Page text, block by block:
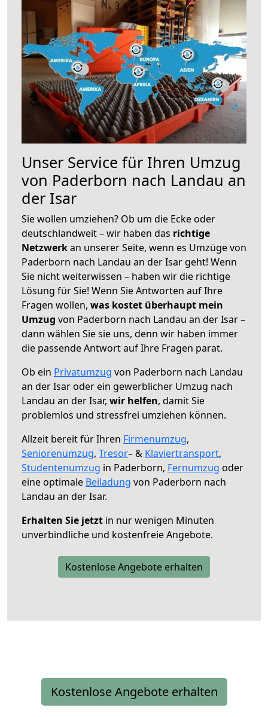
Unser Service für Ihren Umzug
von Paderborn nach Landau an
der Isar
Sie wollen umziehen? Ob um die Ecke oder
deutschlandweit – wir haben das richtige
Netzwerkan unserer Seite, wenn es Umzüge von
Paderborn nach Landau an der Isar geht! Wenn
Sie nicht weiterwissen – haben wir die richtige
Lösung für Sie! Wenn Sie Antworten auf Ihre
Fragen wollen, was kostet überhaupt mein
Umzug von Paderborn nach Landau an der Isar –
dann wählen Sie sie uns, denn wir haben immer
die passende Antwort auf Ihre Fragen parat.
Ob ein Privatumzug von Paderborn nach Landau
an der Isar oder ein gewerblicher Umzug nach
Landau an der Isar, wir helfen, damit Sie
problemlos und stressfrei umziehen können.
Allzeit bereit für Ihren Firmenumzug,
Seniorenumzug, Tresor– & Klaviertransport,
Studentenumzug in Paderborn, Fernumzug oder
eine optimale Beiladung von Paderborn nach
Landau an der Isar.
Erhalten Sie jetzt in nur wenigen Minuten
unverbindliche und kostenfreie Angebote.
Kostenlose Angebote erhalten
Kostenlose Angebote erhalten